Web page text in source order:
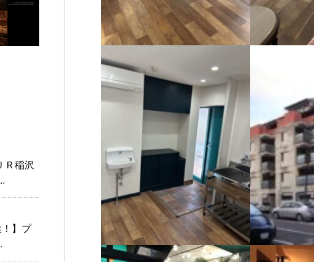
Ｒ稲沢
！】プ